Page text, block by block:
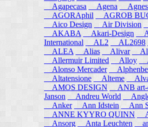
Agapecasa
Agena
Agnes
AGORAphil
AGROB
Aico Design
Air Division
AKABA
Akari-Design
International
AL2 AL2698
ALEA
Alias Alivar
Allermuir Limited
Alloy
Alonso Mercader
Altatensione
Alteme
AMOS DESIGN
ANB art-
Janson
Andreu World
Anker
Ann Idstein Ann
ANNE KYYRO QUINN
Ansorg
Anta Leuchten